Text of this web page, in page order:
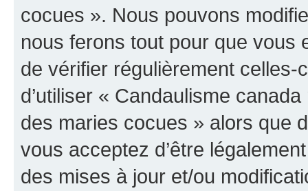
cocues ». Nous pouvons
nous ferons tout pour que vous
de vérifier régulièrement
d’utiliser « Candaulisme
des maries cocues » alors que
vous acceptez d’être
des mises à jour et/ou